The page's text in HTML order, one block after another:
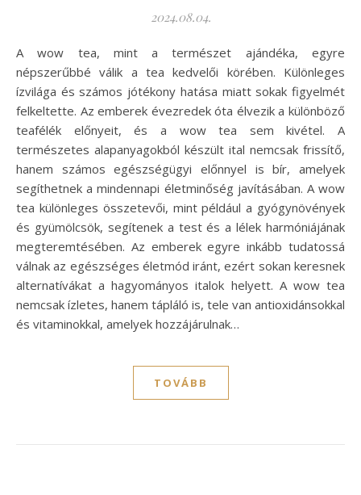
2024.08.04.
A wow tea, mint a természet ajándéka, egyre
népszerűbbé válik a tea kedvelői körében. Különleges
ízvilága és számos jótékony hatása miatt sokak figyelmét
felkeltette. Az emberek évezredek óta élvezik a különböző
teafélék előnyeit, és a wow tea sem kivétel. A
természetes alapanyagokból készült ital nemcsak frissítő,
hanem számos egészségügyi előnnyel is bír, amelyek
segíthetnek a mindennapi életminőség javításában. A wow
tea különleges összetevői, mint például a gyógynövények
és gyümölcsök, segítenek a test és a lélek harmóniájának
megteremtésében. Az emberek egyre inkább tudatossá
válnak az egészséges életmód iránt, ezért sokan keresnek
alternatívákat a hagyományos italok helyett. A wow tea
nemcsak ízletes, hanem tápláló is, tele van antioxidánsokkal
és vitaminokkal, amelyek hozzájárulnak…
TOVÁBB